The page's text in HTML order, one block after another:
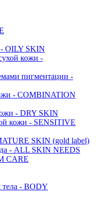
OILY SKIN
кожи -
пигментации -
- COMBINATION
- DRY SKIN
кожи - SENSITIVE
SKIN (gold label)
- ALL SKIN NEEDS
CARE
тела - BODY